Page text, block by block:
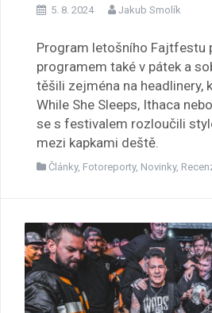
5. 8. 2024 Jakub Smolík
Program letošního Fajtfestu
programem také v pátek a
těšili zejména na headlinery,
While She Sleeps, Ithaca
se s festivalem rozloučili
mezi kapkami deště.
Články, Fotoreporty, Novinky,